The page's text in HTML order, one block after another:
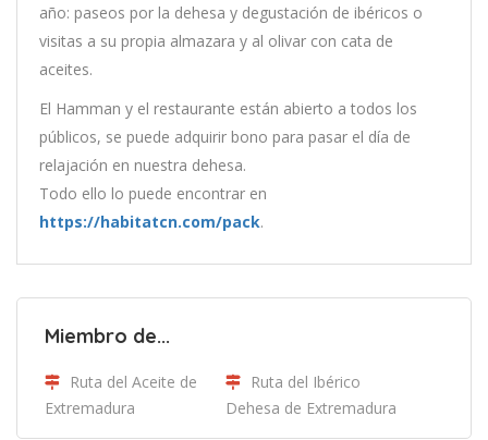
año: paseos por la dehesa y degustación de ibéricos o
visitas a su propia almazara y al olivar con cata de
aceites.
El Hamman y el restaurante están abierto a todos los
públicos, se puede adquirir bono para pasar el día de
relajación en nuestra dehesa.
Todo ello lo puede encontrar en
https://habitatcn.com/pack.
Miembro de...
Ruta del Aceite de
Extremadura
Ruta del Ibérico
Dehesa de Extremadura